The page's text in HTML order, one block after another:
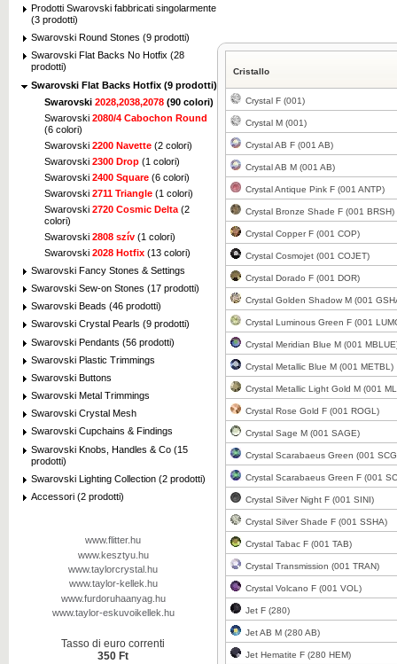
Prodotti Swarovski fabbricati singolarmente
(3 prodotti)
Swarovski Round Stones (9 prodotti)
Swarovski Flat Backs No Hotfix (28
prodotti)
Swarovski Flat Backs Hotfix (9 prodotti)
Swarovski 2028,2038,2078 (90 colori)
Swarovski 2080/4 Cabochon Round
(6 colori)
Swarovski 2200 Navette (2 colori)
Swarovski 2300 Drop (1 colori)
Swarovski 2400 Square (6 colori)
Swarovski 2711 Triangle (1 colori)
Swarovski 2720 Cosmic Delta (2
colori)
Swarovski 2808 szív (1 colori)
Swarovski 2028 Hotfix (13 colori)
Swarovski Fancy Stones & Settings
Swarovski Sew-on Stones (17 prodotti)
Swarovski Beads (46 prodotti)
Swarovski Crystal Pearls (9 prodotti)
Swarovski Pendants (56 prodotti)
Swarovski Plastic Trimmings
Swarovski Buttons
Swarovski Metal Trimmings
Swarovski Crystal Mesh
Swarovski Cupchains & Findings
Swarovski Knobs, Handles & Co (15
prodotti)
Swarovski Lighting Collection (2 prodotti)
Accessori (2 prodotti)
www.flitter.hu
www.kesztyu.hu
www.taylorcrystal.hu
www.taylor-kellek.hu
www.furdoruhaanyag.hu
www.taylor-eskuvoikellek.hu
Tasso di euro correnti
350 Ft
Clicca per ingrandire
Clicca per ingrandire
Clicca per ingrandire
Clicca per ingrandire
Clicca per ingrandire
Clicca per ingrandire
Cristallo
Crystal F (001)
Crystal M (001)
Crystal AB F (001 AB)
Crystal AB M (001 AB)
Crystal Antique Pink F (001 ANTP)
Crystal Bronze Shade F (001 BRSH)
Crystal Copper F (001 COP)
Crystal Cosmojet (001 COJET)
Crystal Dorado F (001 DOR)
Crystal Golden Shadow M (001
Crystal Luminous Green F (001
Crystal Meridian Blue M (001
Crystal Metallic Blue M (001 METBL)
Crystal Metallic Light Gold M (001
Crystal Rose Gold F (001 ROGL)
Crystal Sage M (001 SAGE)
Crystal Scarabaeus Green (001
Crystal Scarabaeus Green F (001
Crystal Silver Night F (001 SINI)
Crystal Silver Shade F (001 SSHA)
Crystal Tabac F (001 TAB)
Crystal Transmission (001 TRAN)
Crystal Volcano F (001 VOL)
Jet F (280)
Jet AB M (280 AB)
Jet Hematite F (280 HEM)